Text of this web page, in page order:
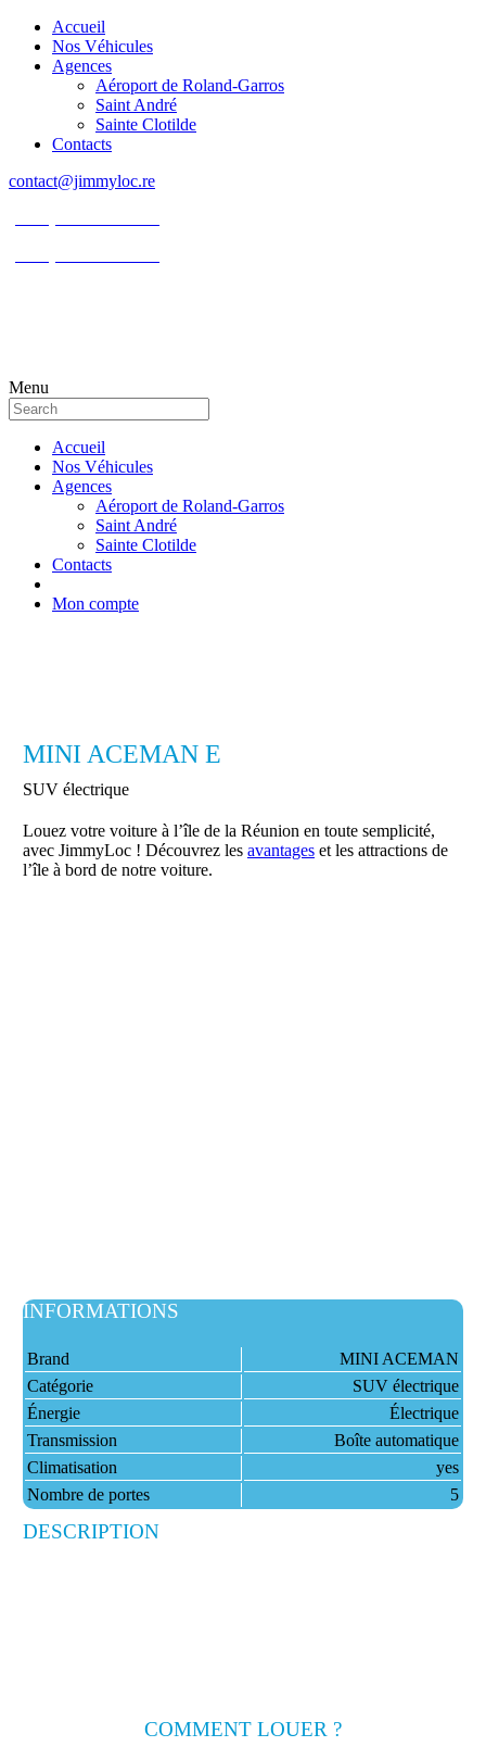
Accueil
Nos Véhicules
Agences
Aéroport de Roland-Garros
Saint André
Sainte Clotilde
Contacts
contact@jimmyloc.re
Menu
Accueil
Nos Véhicules
Agences
Aéroport de Roland-Garros
Saint André
Sainte Clotilde
Contacts
Mon compte
MINI ACEMAN E
SUV électrique
Louez votre voiture à l’île de la Réunion en toute semplicité,
avec JimmyLoc ! Découvrez les avantageset les attractions de
l’île à bord de notre voiture.
INFORMATIONS
Brand
MINI ACEMAN
Catégorie
SUV électrique
Énergie
Électrique
Transmission
Boîte automatique
Climatisation
yes
Nombre de portes
5
DESCRIPTION
COMMENT LOUER ?